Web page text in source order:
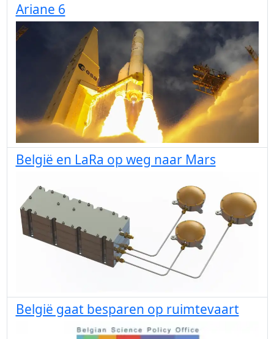
Ariane 6
België en LaRa op weg naar Mars
België gaat besparen op ruimtevaart